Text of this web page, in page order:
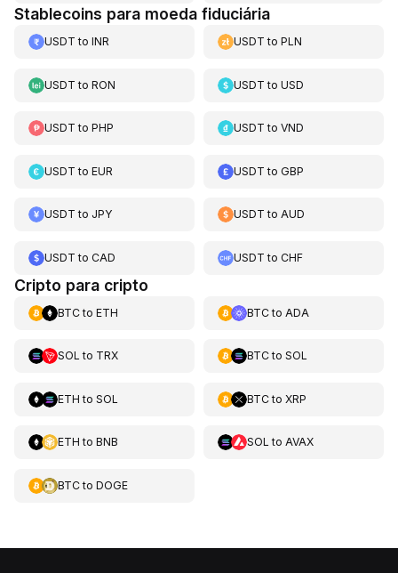
Stablecoins para moeda fiduciária
USDT to INR USDT toPLN
USDT to RON USDT toUSD
USDT to PHP USDT toVND
USDT to EUR USDT toGBP
USDT to JPY USDT toAUD
USDT to CAD USDT toCHF
Cripto para cripto
BTCto ETH BTCto ADA
SOL to TRX BTCto SOL
ETH to SOL BTCto XRP
ETH to BNB SOL to AVAX
BTCto DOGE